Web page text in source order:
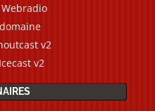
v2
v2